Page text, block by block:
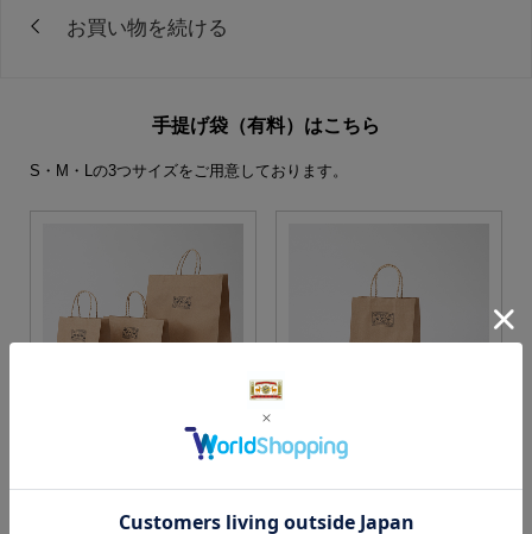
手提げ袋（有料）はこちら
S・M・Lの3つサイズをご用意しております。
S・M・Lサイズより当店に
カートに入れる
Sサイズ
カートに入れる